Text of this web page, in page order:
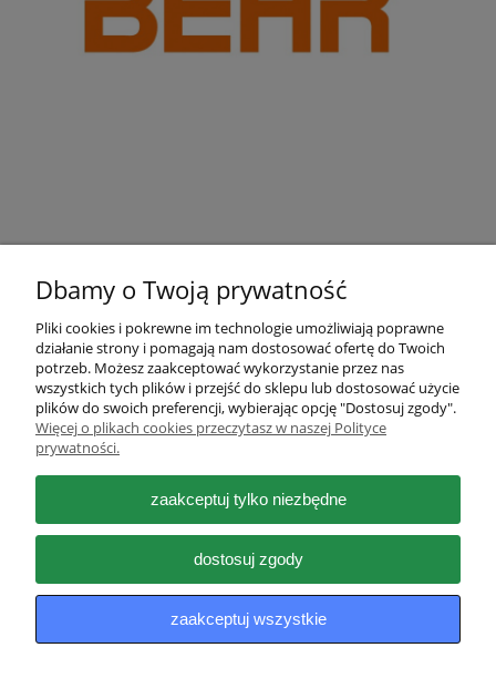
Pomoc
Moje konto
Płatności i dostawa
Informacje
O nas
Dbamy o Twoją prywatność
Pliki cookies i pokrewne im technologie umożliwiają poprawne
działanie strony i pomagają nam dostosować ofertę do Twoich
potrzeb. Możesz zaakceptować wykorzystanie przez nas
wszystkich tych plików i przejść do sklepu lub dostosować użycie
plików do swoich preferencji, wybierając opcję "Dostosuj zgody".
Więcej o plikach cookies przeczytasz w naszej Polityce
prywatności.
zaakceptuj tylko niezbędne
dostosuj zgody
zaakceptuj wszystkie